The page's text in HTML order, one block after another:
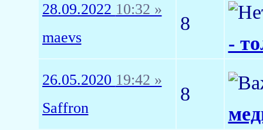
28.09.2022 10:32 »
maevs
8
-
26.05.2020 19:42 »
Saffron
8